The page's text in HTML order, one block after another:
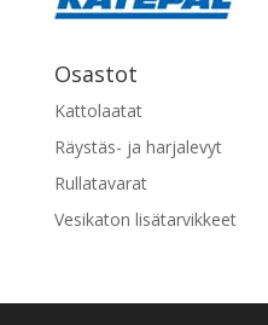
Osastot
Kattolaatat
Räystäs- ja harjalevyt
Rullatavarat
Vesikaton lisätarvikkeet